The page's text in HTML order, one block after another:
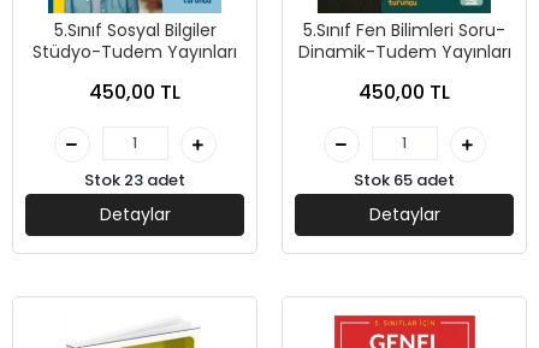
5.Sınıf Sosyal Bilgiler
Stüdyo-Tudem Yayınları
450,00 TL
Stok 23 adet
Detaylar
5.Sınıf Fen Bilimleri Soru-
Dinamik-Tudem Yayınları
450,00 TL
Stok 65 adet
Detaylar